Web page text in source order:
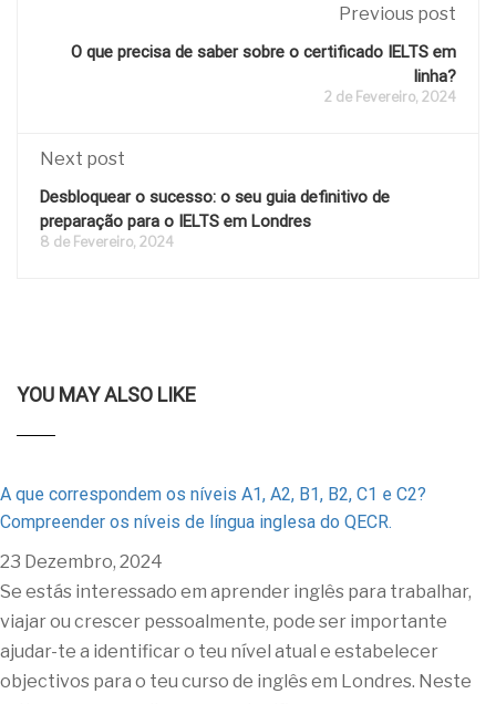
Previous post
O que precisa de saber sobre o certificado IELTS em
linha?
2 de Fevereiro, 2024
Next post
Desbloquear o sucesso: o seu guia definitivo de
preparação para o IELTS em Londres
8 de Fevereiro, 2024
YOU MAY ALSO LIKE
A que correspondem os níveis A1, A2, B1, B2, C1 e C2?
Compreender os níveis de língua inglesa do QECR.
23 Dezembro, 2024
Se estás interessado em aprender inglês para trabalhar,
viajar ou crescer pessoalmente, pode ser importante
ajudar-te a identificar o teu nível atual e estabelecer
objectivos para o teu curso de inglês em Londres. Neste